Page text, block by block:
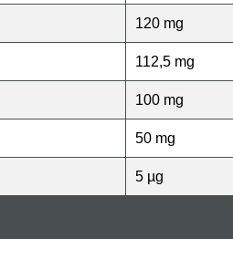
120 mg
112,5 mg
100 mg
50 mg
5 µg